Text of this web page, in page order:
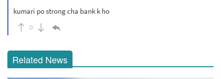
kumari po strong cha bank k ho
0
Related News